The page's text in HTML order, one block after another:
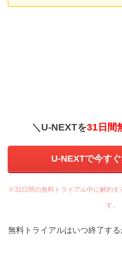
＼U-NEXTを31日間
U-NEXTで今す
※31日間の無料トライアル中に解約
す。
無料トライアルはいつ終了す